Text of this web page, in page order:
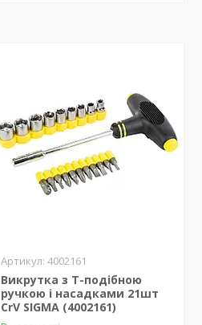
4002161
Викрутка з Т-подібною
ручкою і насадками 21шт
CrV SIGMA (4002161)